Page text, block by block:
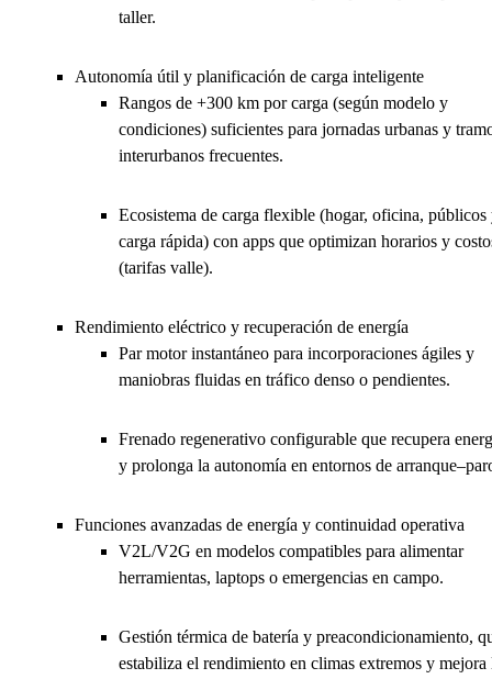
taller.
Autonomía útil y planificación de carga inteligente
Rangos de +300 km por carga (según modelo y
condiciones) suficientes para jornadas urbanas y
interurbanos frecuentes.
Ecosistema de carga flexible (hogar, oficina, públicos
carga rápida) con apps que optimizan horarios y
(tarifas valle).
Rendimiento eléctrico y recuperación de energía
Par motor instantáneo para incorporaciones ágiles y
maniobras fluidas en tráfico denso o pendientes.
Frenado regenerativo configurable que recupera
y prolonga la autonomía en entornos de
Funciones avanzadas de energía y continuidad operativa
V2L/V2G en modelos compatibles para alimentar
herramientas, laptops o emergencias en campo.
Gestión térmica de batería y preacondicionamiento,
estabiliza el rendimiento en climas extremos y mejora